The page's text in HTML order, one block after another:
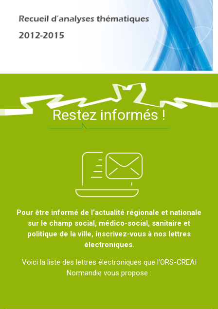
Restez informés !
Pour être informé de l’actualité régionale et nationale
sur le champ social, médico-social, sanitaire et
politique de la ville, inscrivez-vous à nos lettres
électroniques.
Voici la liste des lettres électroniques que l’ORS-CREAI
Normandie vous propose :